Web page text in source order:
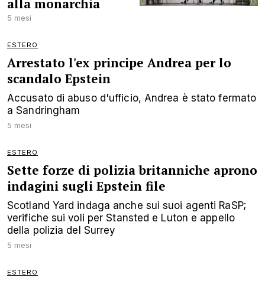
alla monarchia
5 mesi
ESTERO
Arrestato l'ex principe Andrea per lo
scandalo Epstein
Accusato di abuso d'ufficio, Andrea è stato fermato
a Sandringham
5 mesi
ESTERO
Sette forze di polizia britanniche aprono
indagini sugli Epstein file
Scotland Yard indaga anche sui suoi agenti RaSP;
verifiche sui voli per Stansted e Luton e appello
della polizia del Surrey
5 mesi
ESTERO